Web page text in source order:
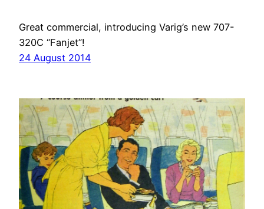
Great commercial, introducing Varig’s new 707-
320C “Fanjet”!
24 August 2014